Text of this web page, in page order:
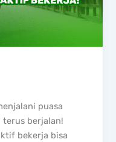
puasa
terus berjalan!
bekerja bisa